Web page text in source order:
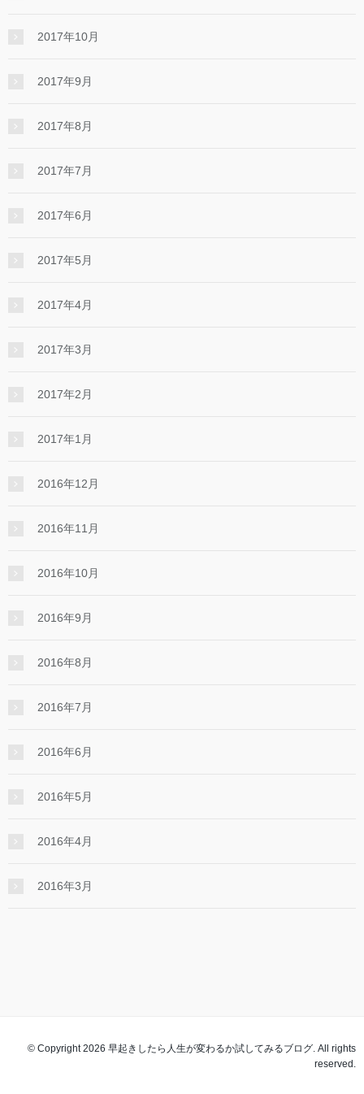
2017年10月
2017年9月
2017年8月
2017年7月
2017年6月
2017年5月
2017年4月
2017年3月
2017年2月
2017年1月
2016年12月
2016年11月
2016年10月
2016年9月
2016年8月
2016年7月
2016年6月
2016年5月
2016年4月
2016年3月
© Copyright 2026 早起きしたら人生が変わるか試してみるブログ. All rights
reserved.